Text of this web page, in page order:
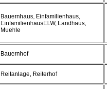
Bauernhaus, Einfamilienhaus,
EinfamilienhausELW, Landhaus,
Muehle
Bauernhof
Reitanlage, Reiterhof